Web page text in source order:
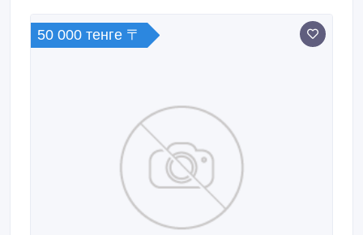
решение организационных вопросов.
50 000 тенге 〒